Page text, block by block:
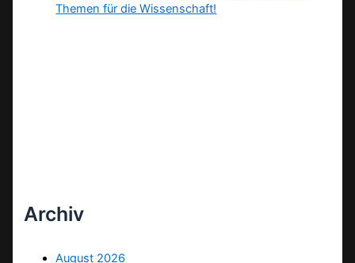
Themen für die Wissenschaft!
Archiv
August 2026